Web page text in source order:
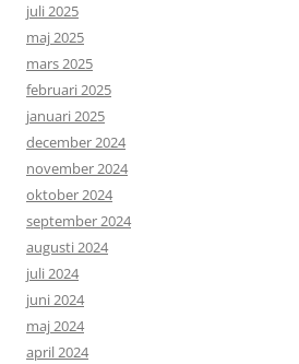
juli 2025
maj 2025
mars 2025
februari 2025
januari 2025
december 2024
november 2024
oktober 2024
september 2024
augusti 2024
juli 2024
juni 2024
maj 2024
april 2024